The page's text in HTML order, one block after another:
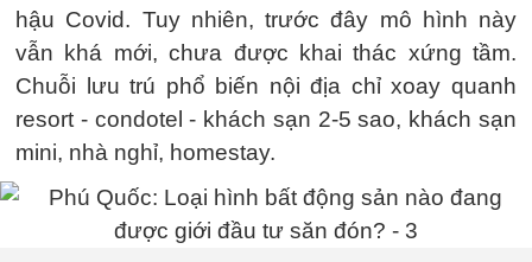
hậu Covid. Tuy nhiên, trước đây mô hình này
vẫn khá mới, chưa được khai thác xứng tầm.
Chuỗi lưu trú phổ biến nội địa chỉ xoay quanh
resort - condotel - khách sạn 2-5 sao, khách sạn
mini, nhà nghỉ, homestay.